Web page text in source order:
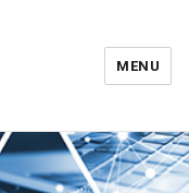
Hubert
MENU